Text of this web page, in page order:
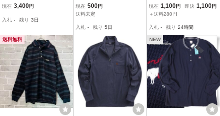
i社 鹿の子 ポロシャツ 濃
現在 3,400円
入札 - 残り 3日
製 綿100％ 赤ピン
ク/長袖ポロシャツ
現在 500円
送料未定
入札 - 残り 5日
ー ニオイクリア 秋冬 【
G-2148 】ハーフジップ長
ー色 ※ネコポス発送
現在 1,100円 即決 1,100円
＋送料280円
入札 - 残り 24時間
送料無料 NEW